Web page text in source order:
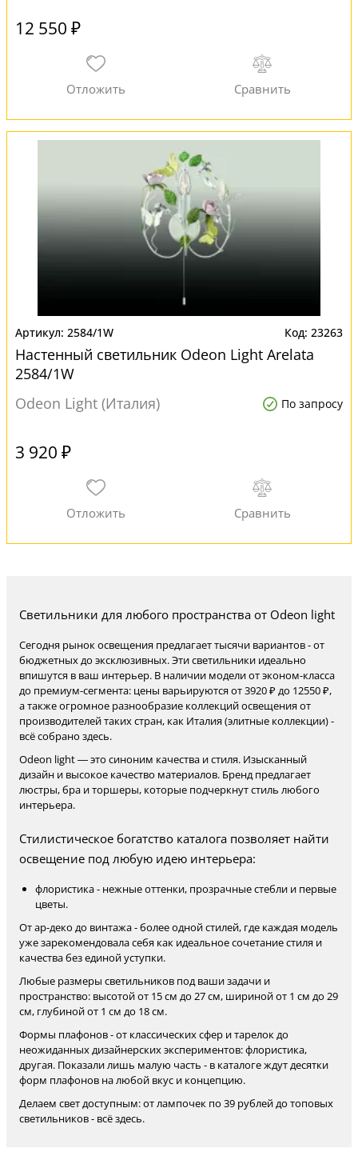
12 550 ₽
2584/1W 23263
Настенный светильник Odeon Light Arelata
2584/1W
Odeon Light (Италия)
По запросу
3 920 ₽
Светильники для любого пространства от Odeon light
Сегодня рынок освещения предлагает тысячи вариантов - от
бюджетных до эксклюзивных. Эти светильники идеально
впишутся в ваш интерьер. В наличии модели от эконом-класса
до премиум-сегмента: цены варьируются от 3920 ₽ до 12550 ₽,
а также огромное разнообразие коллекций освещения от
производителей таких стран, как Италия (элитные коллекции) -
всё собрано здесь.
Odeon light — это синоним качества и стиля. Изысканный
дизайн и высокое качество материалов. Бренд предлагает
люстры, бра и торшеры, которые подчеркнут стиль любого
интерьера.
Стилистическое богатство каталога позволяет найти
освещение под любую идею интерьера:
флористика - нежные оттенки, прозрачные стебли и первые
цветы.
От ар-деко до винтажа - более одной стилей, где каждая модель
уже зарекомендовала себя как идеальное сочетание стиля и
качества без единой уступки.
Любые размеры светильников под ваши задачи и
пространство: высотой от 15 см до 27 см, шириной от 1 см до 29
см, глубиной от 1 см до 18 см.
Формы плафонов - от классических сфер и тарелок до
неожиданных дизайнерских экспериментов: флористика,
другая. Показали лишь малую часть - в каталоге ждут десятки
форм плафонов на любой вкус и концепцию.
Делаем свет доступным: от лампочек по 39 рублей до топовых
светильников - всё здесь.